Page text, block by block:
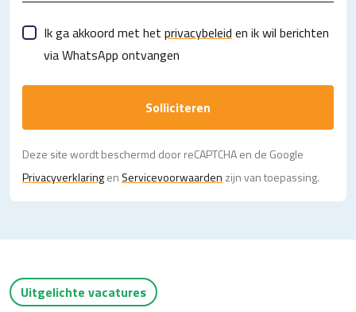
Ik ga akkoord met het privacybeleid en ik wil berichten
via WhatsApp ontvangen
Solliciteren
Deze site wordt beschermd door reCAPTCHA en de Google
Privacy­verklaringen Servicevoorwaarden zijn van toepassing.
Uitgelichte vacatures